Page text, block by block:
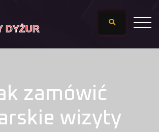
zamówić
wizyty